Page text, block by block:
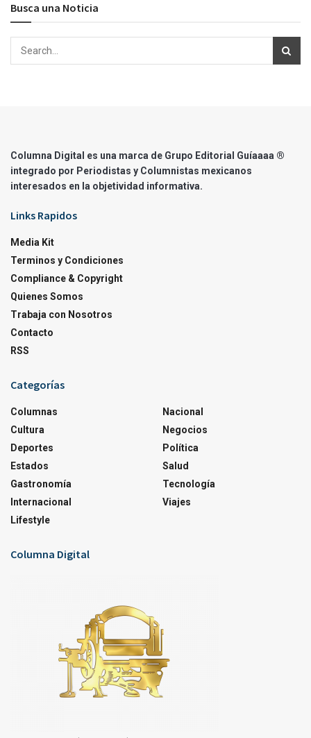
Busca una Noticia
Columna Digital es una marca de Grupo Editorial Guíaaaa ®
integrado por Periodistas y Columnistas mexicanos
interesados en la objetividad informativa.
Links Rapidos
Media Kit
Terminos y Condiciones
Compliance & Copyright
Quienes Somos
Trabaja con Nosotros
Contacto
RSS
Categorías
Columnas
Cultura
Deportes
Estados
Gastronomía
Internacional
Lifestyle
Nacional
Negocios
Política
Salud
Tecnología
Viajes
Columna Digital